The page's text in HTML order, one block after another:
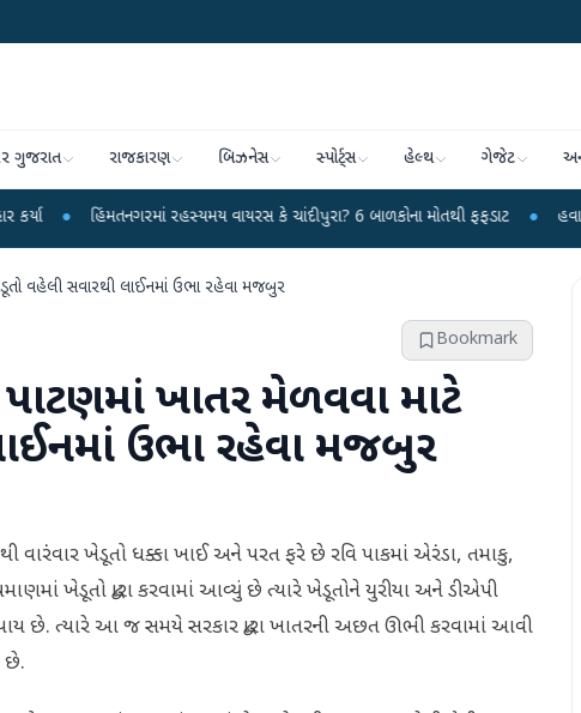
ગુજરાત રાજકારણ બિઝનેસ સ્પોર્ટ્સ હેલ્થ ગેજેટ
રહસ્યમય વાયરસ કે ચાંદીપુરા? 6 બાળકોના મોતથી ફફડાટ ● હવામાન વિભાગે 18
વહેલી સવારથી લાઈનમાં ઉભા રહેવા મજબુર
Bookmark
પાટણમાં ખાતર મેળવવા માટે
ઉભા રહેવા મજબુર
વારંવાર ખેડૂતો ધક્કા ખાઈ અને પરત ફરે છે રવિ પાકમાં એરંડા, તમાકુ,
ખેડૂતો દ્વારા કરવામાં આવ્યું છે ત્યારે ખેડૂતોને યુરીયા અને ડીએપી
છે. ત્યારે આ જ સમયે સરકાર દ્વારા ખાતરની અછત ઊભી કરવામાં આવી
છે.